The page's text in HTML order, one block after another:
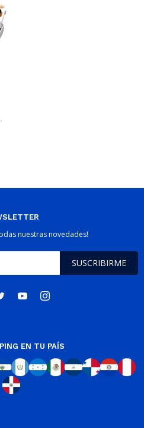
nuestras novedades!
SUSCRIBIRME
 
EN TU PAÍS